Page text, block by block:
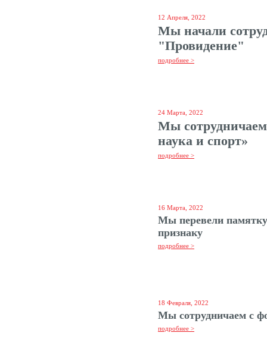
12 Апреля, 2022
Мы начали
"Провидение"
подробнее >
24 Марта, 2022
Мы
наука и спорт»
подробнее >
16 Марта, 2022
Мы перевели
признаку
подробнее >
18 Февраля, 2022
Мы сотрудничаем с
подробнее >